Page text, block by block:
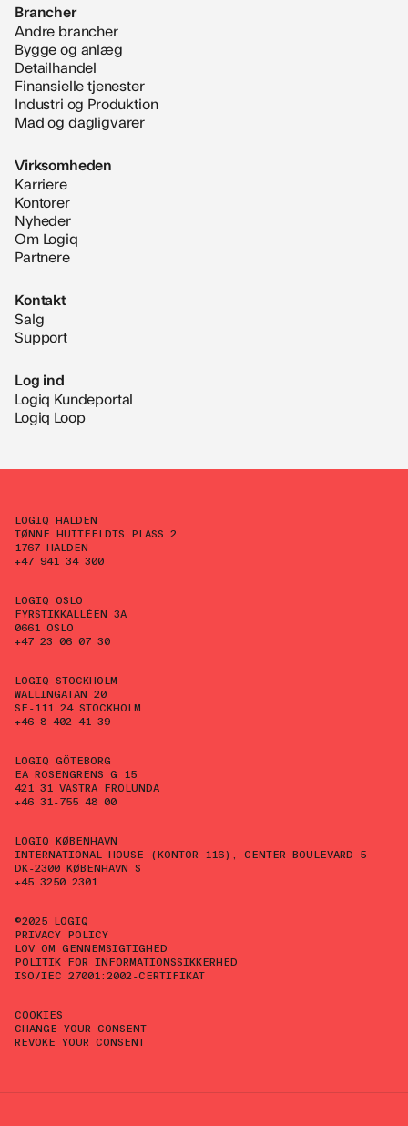
Brancher
Andre brancher
Bygge og anlæg
Detailhandel
Finansielle tjenester
Industri og Produktion
Mad og dagligvarer
Virksomheden
Karriere
Kontorer
Nyheder
Om Logiq
Partnere
Kontakt
Salg
Support
Log ind
Logiq Kundeportal
Logiq Loop
LOGIQ HALDEN
TØNNE HUITFELDTS PLASS 2
1767 HALDEN
+47 941 34 300
LOGIQ OSLO
FYRSTIKKALLÉEN 3A
0661 OSLO
+47 23 06 07 30
LOGIQ STOCKHOLM
WALLINGATAN 20
SE-111 24 STOCKHOLM
+46 8 402 41 39
LOGIQ GÖTEBORG
EA ROSENGRENS G 15
421 31 VÄSTRA FRÖLUNDA
+46 31-755 48 00
LOGIQ KØBENHAVN
INTERNATIONAL HOUSE (KONTOR 116), CENTER BOULEVARD 5
DK-2300 KØBENHAVN S
+45 3250 2301
©2025 LOGIQ
PRIVACY POLICY
LOV OM GENNEMSIGTIGHED
POLITIK FOR INFORMATIONSSIKKERHED
ISO/IEC 27001:2002-CERTIFIKAT
COOKIES
CHANGE YOUR CONSENT
REVOKE YOUR CONSENT